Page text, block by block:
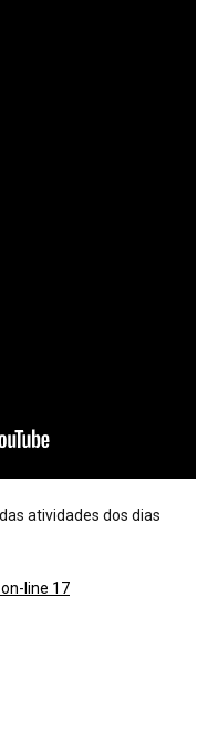
atividades dos dias
line 17